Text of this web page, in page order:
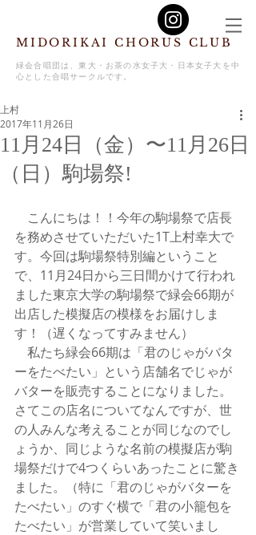
MIDORIKAI CHORUS CLUB
緑会合唱団は、東大・お茶の水女子大・日本女子大を中
心とした合唱サークルです。
11月24日（金）〜11月26日
（日）駒場祭!
上村
2017年11月26日
こんにちは！！今年の駒場祭で店長
を務めさせていただいた1T上村幸大で
す。今回は駒場祭特別編ということ
で、11月24日から三日間かけて行われ
ました東京大学の駒場祭で緑会66期が
出店した模擬店の模様をお届けしま
す！（遅くなってすみません）
私たち緑会66期は「君のじゃがバタ
ーをたべたい」という店舗名でじゃが
バターを販売することになりました。
さてこの店名についてなんですが、世
の人みんな考えることが同じなのでし
ょうか、同じような名前の模擬店が駒
場祭だけで4つくらいあったことに驚き
ました。（特に「君のじゃがバターを
たべたい」のすぐ横で「君の小籠包を
たべたい」が営業していて笑いまし